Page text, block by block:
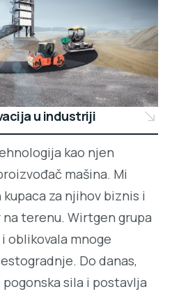
u industriji
kao njen
mašina. Mi
za njihov biznis i
terenu. Wirtgen grupa
oblikovala mnoge
Do danas,
sila i postavlja